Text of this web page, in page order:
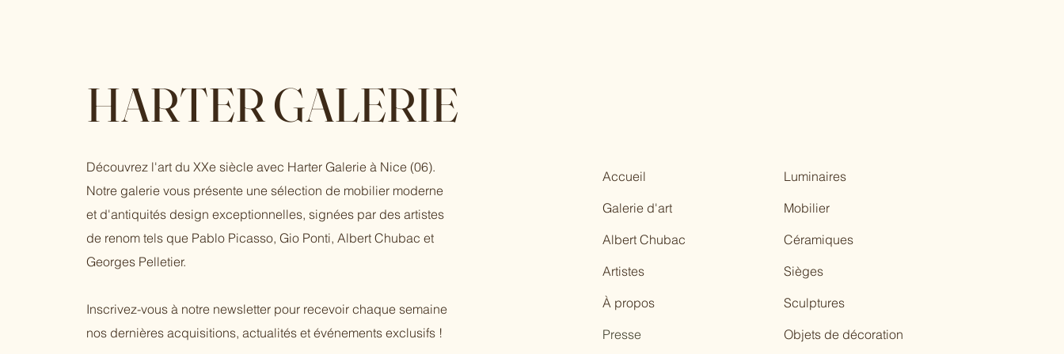
HARTER GALERIE
Découvrez l'art du XXe siècle avec Harter Galerie à Nice (06).
Notre galerie vous présente une sélection de mobilier moderne
et d'antiquités design exceptionnelles, signées par des artistes
de renom tels que Pablo Picasso, Gio Ponti, Albert Chubac et
Georges Pelletier.
Inscrivez-vous à notre newsletter pour recevoir chaque semaine
nos dernières acquisitions, actualités et événements exclusifs !
Accueil
Galerie d'art
Albert Chubac
Artistes
À propos
Presse
Luminaires
Mobilier
Céramiques
Sièges
Sculptures
Objets de décoration